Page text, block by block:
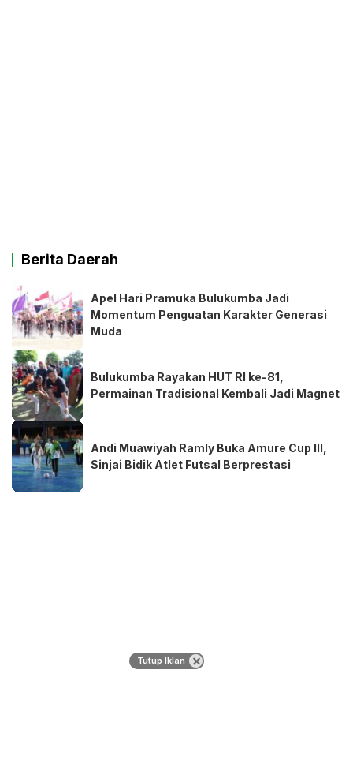
Berita Daerah
Apel Hari Pramuka Bulukumba Jadi
Momentum Penguatan Karakter Generasi
Muda
Bulukumba Rayakan HUT RI ke-81,
Permainan Tradisional Kembali Jadi Magnet
Andi Muawiyah Ramly Buka Amure Cup III,
Sinjai Bidik Atlet Futsal Berprestasi
Tutup Iklan